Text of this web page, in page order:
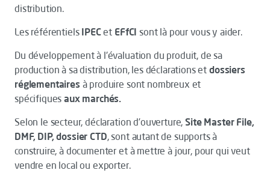
distribution.
Les référentiels IPECet EFfCI sont là pour vous y aider.
Du développement à l'évaluation du produit, de sa
production à sa distribution, les déclarations et dossiers
réglementaires à produire sont nombreux et
spécifiquesaux marchés.
Selon le secteur, déclaration d’ouverture,Site Master File,
DMF, DIP, dossier CTD, sont autant de supports à
construire, à documenter et à mettre à jour, pour qui veut
vendre en local ou exporter.